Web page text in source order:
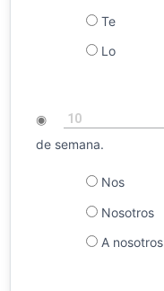
Te
Lo
◉ 10
de semana.
Nos
Nosotros
A nosotros